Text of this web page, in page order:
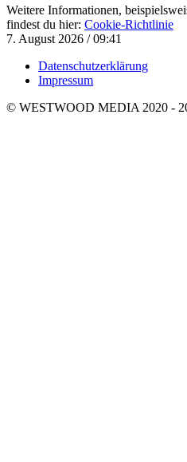
Weitere Informationen,
findest du hier: Cookie-Richtlinie
7. August 2026 / 09:41
Datenschutzerklärung
Impressum
© WESTWOOD MEDIA 2020 -